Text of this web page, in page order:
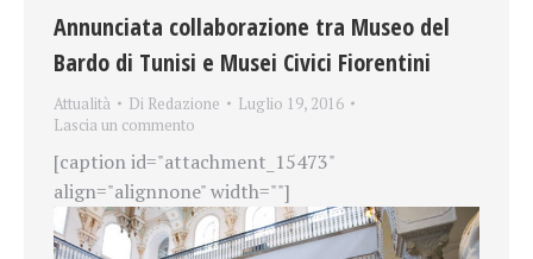
Annunciata collaborazione tra Museo del
Bardo di Tunisi e Musei Civici Fiorentini
Attualità Di Redazione
Luglio 19, 2016
Lascia un commento
[caption id="attachment_15473"
align="alignnone" width=""]